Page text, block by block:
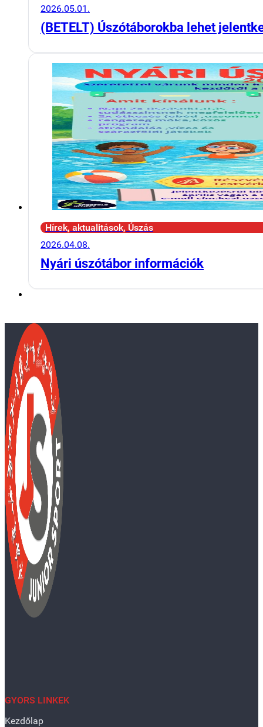
2026.05.01.
(BETELT) Úszótáborokba lehet
Hírek, aktualitások, Úszás
2026.04.08.
Nyári úszótábor információk
GYORS LINKEK
Kezdőlap